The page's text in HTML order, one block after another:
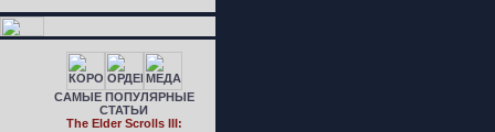
САМЫЕ ПОПУЛЯРНЫЕ
СТАТЬИ
The Elder Scrolls III: